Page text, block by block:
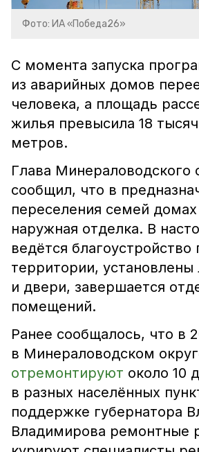
Фото: ИА «Победа26»
С момента запуска
из аварийных домов
человека, а площадь
жилья превысила 18
метров.
Глава Минераловодского
сообщил, что в
переселения семей
наружная отделка. В
ведётся
территории, установлены
и двери, завершается
помещений.
Ранее сообщалось, что в
в Минераловодском
отремонтируют около 10
в разных населённых
поддержке губернатора
Владимирова ремонтные